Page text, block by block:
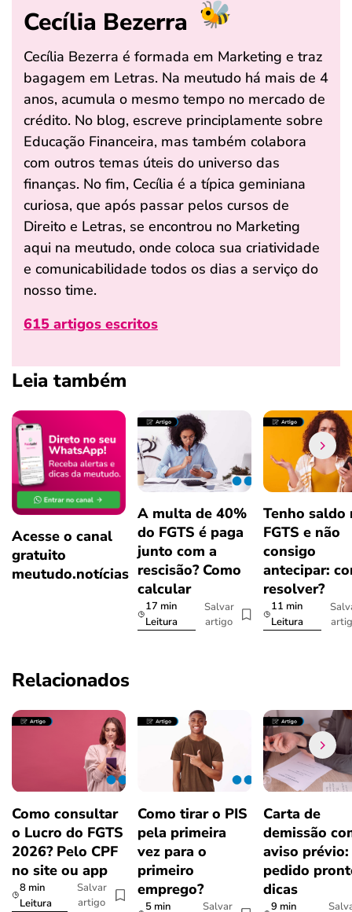
Cecília Bezerra
Cecília Bezerra é formada em Marketing e traz
bagagem em Letras. Na meutudo há mais de 4
anos, acumula o mesmo tempo no mercado de
crédito. No blog, escreve principlamente sobre
Educação Financeira, mas também colabora
com outros temas úteis do universo das
finanças. No fim, Cecília é a típica geminiana
curiosa, que após passar pelos cursos de
Direito e Letras, se encontrou no Marketing
aqui na meutudo, onde coloca sua criatividade
e comunicabilidade todos os dias a serviço do
nosso time.
615 artigos escritos
Leia também
Acesse o canal
gratuito
meutudo.notícias
A multa de 40%
do FGTS é paga
junto com a
rescisão? Como
calcular
17 min
Leitura
Salvar
artigo
Tenho saldo
FGTS e não
consigo
antecipar:
resolver?
11 min
Leitura
Relacionados
Como consultar
o Lucro do FGTS
2026? Pelo CPF
no site ou app
8 min
Leitura
Salvar
artigo
Como tirar o PIS
pela primeira
vez para o
primeiro
emprego?
5 min
Salvar
Carta de
demissão
aviso prévio:
pedido
dicas
9 min